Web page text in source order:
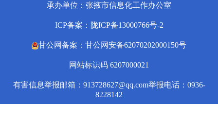
承办单位：张掖市信息化工作办公室
ICP备案：陇ICP备13000766号-2
甘公网备案：甘公网安备62070202000150号
网站标识码 6207000021
有害信息举报邮箱：913728627@qq.com举报电话：0936-
8228142